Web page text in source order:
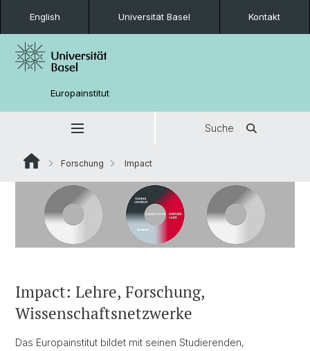
English Universität Basel Kontakt
Europainstitut
Suche
Forschung Impact
Impact: Lehre, Forschung,
Wissenschaftsnetzwerke
Das Europainstitut bildet mit seinen Studierenden,